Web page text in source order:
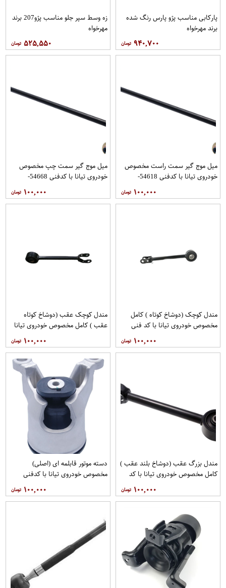
پاركابی مناسب پژو پارس رنگ شده
برند مهرخواه
۹۴۰,۷۰۰
زه وسط سپر جلو مناسب پژو207 برند
مهرخواه
۵۲۵,۵۵۰
میل موج گیر سمت راست مخصوص
خودروی تیانا با کدفنی 54618-
1AA0E برندنیسان موتور فروشگاه
مگاموتور
۱۰۰,۰۰۰
میل موج گیر سمت چپ مخصوص
خودروی تیانا با کدفنی 54668-
1AA0E برندنیسان موتور فروشگاه
مگاموتور
۱۰۰,۰۰۰
مندل کوچک (دوشاخ کوتاه ) کامل
مخصوص خودروی تیانا با کد فنی
فروشگاه مگاموتور
۱۰۰,۰۰۰
مندل کوچک عقب (دوشاخ کوتاه
عقب ) کامل مخصوص خودروی تیانا
با کد فنی 551AO-JN01Aبرند EEP
فروشگاه مگاموتور
۱۰۰,۰۰۰
مندل بزرگ عقب (دوشاخ بلند عقب )
کامل مخصوص خودروی تیانا با کد
فنی 55110-JN00Aبرند EEP فروشگاه
مگاموتور
۱۰۰,۰۰۰
دسته موتور قابلمه ای (اصلی)
مخصوص خودروی تیانا با کدفنی
فروشگاه مگاموتور
۱۰۰,۰۰۰